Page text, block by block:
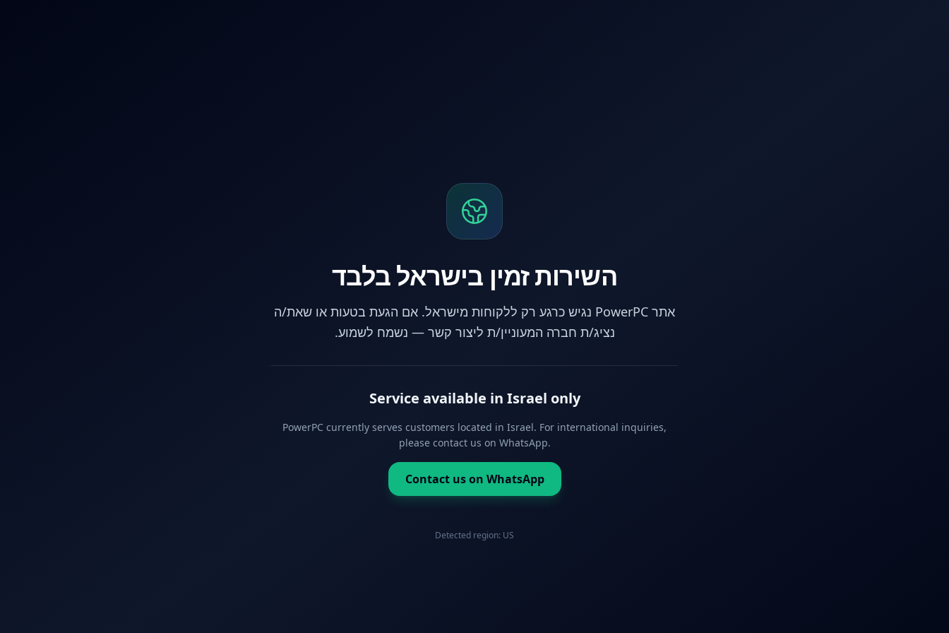
השירות זמין בישראל בלבד
אתר PowerPC נגיש כרגע רק ללקוחות מישראל. אם הגעת בטעות או שאת/ה
נציג/ת חברה המעוניין/ת ליצור קשר — נשמח לשמוע.
Service available in Israel only
PowerPC currently serves customers located in Israel. For international inquiries,
please contact us on WhatsApp.
Contact us on WhatsApp
Detected region: US